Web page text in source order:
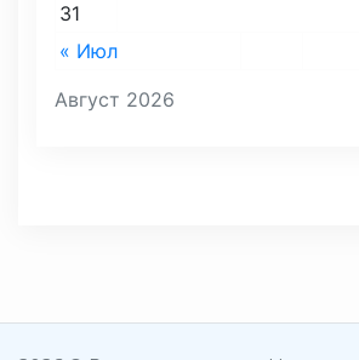
Август 2026
« Июл
31